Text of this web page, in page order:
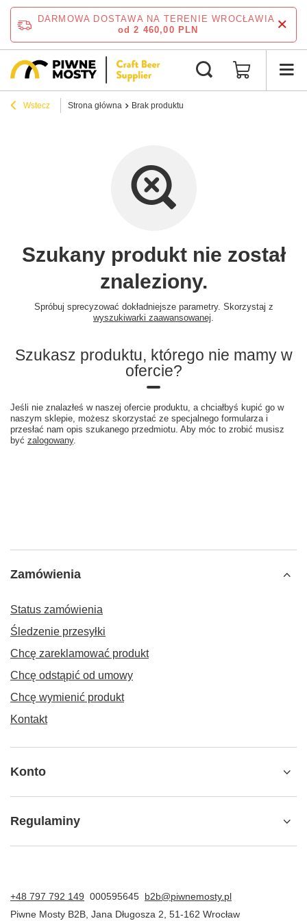
DARMOWA DOSTAWA NA TERENIE WROCŁAWIA
od 2 460,00 PLN
Wstecz Strona główna Brak produktu
Szukany produkt nie został
znaleziony.
Spróbuj sprecyzować dokładniejsze parametry. Skorzystaj z
wyszukiwarki zaawansowanej
Szukasz produktu, którego nie mamy w
ofercie?
Jeśli nie znalazłeś w naszej ofercie produktu, a chciałbyś kupić go w
naszym sklepie, możesz skorzystać ze specjalnego formularza i
przesłać nam opis szukanego przedmiotu. Aby móc to zrobić musisz
być zalogowany.
Zamówienia
Status zamówienia
Śledzenie przesyłki
Chcę zareklamować produkt
Chcę odstąpić od umowy
Chcę wymienić produkt
Kontakt
Konto
Regulaminy
+48 797 792 149 000595645 b2b@piwnemosty.pl
Piwne Mosty B2B Jana Długosza 2 51-162 Wrocław